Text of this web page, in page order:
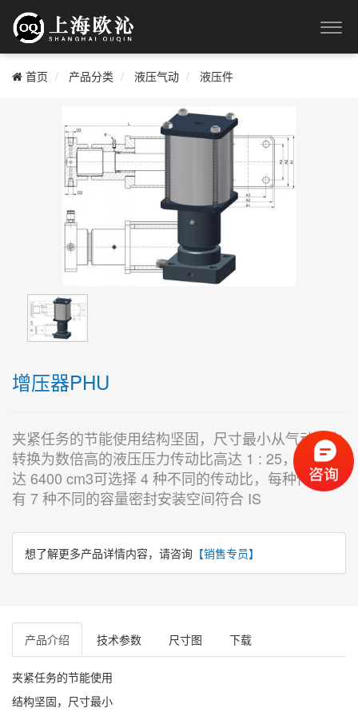
首页 产品分类 液压气动 液压件
增压器PHU
夹紧任务的节能使用结构坚固，尺寸最小从气动压力
转换为数倍高的液压压力传动比高达 1 : 25，体积高
达 6400 cm3可选择 4 种不同的传动比，每种传动比
有 7 种不同的容量密封安装空间符合 IS
想了解更多产品详情内容，请咨询 【销售专员】
产品介绍 技术参数 尺寸图 下载
夹紧任务的节能使用
结构坚固，尺寸最小